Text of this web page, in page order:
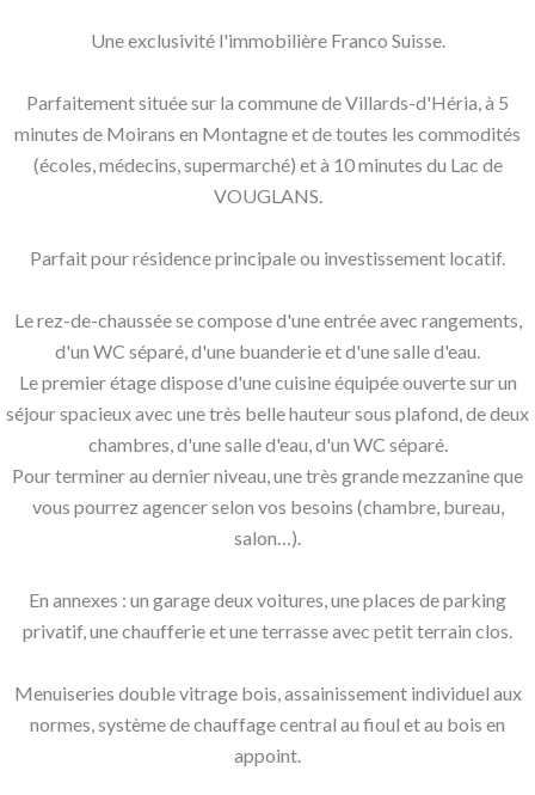
Une exclusivité l'immobilière Franco Suisse.
Parfaitement située sur la commune de Villards-d'Héria, à 5
minutes de Moirans en Montagne et de toutes les commodités
(écoles, médecins, supermarché) et à 10 minutes du Lac de
VOUGLANS.
Parfait pour résidence principale ou investissement locatif.
Le rez-de-chaussée se compose d'une entrée avec rangements,
d'un WC séparé, d'une buanderie et d'une salle d'eau.
Le premier étage dispose d'une cuisine équipée ouverte sur un
séjour spacieux avec une très belle hauteur sous plafond, de deux
chambres, d'une salle d'eau, d'un WC séparé.
Pour terminer au dernier niveau, une très grande mezzanine que
vous pourrez agencer selon vos besoins (chambre, bureau,
salon…).
En annexes : un garage deux voitures, une places de parking
privatif, une chaufferie et une terrasse avec petit terrain clos.
Menuiseries double vitrage bois, assainissement individuel aux
normes, système de chauffage central au fioul et au bois en
appoint.